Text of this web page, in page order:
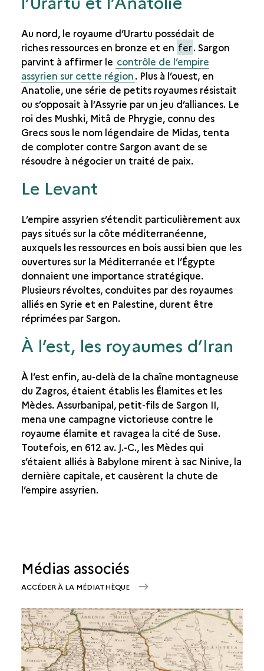
Au nord, le royaume d’Urartu possédait de
riches ressources en bronze et en fer. Sargon
parvint à affirmer le contrôle de l’empire
assyrien sur cette région. Plus à l’ouest, en
Anatolie, une série de petits royaumes résistait
ou s’opposait à l’Assyrie par un jeu d’alliances. Le
roi des Mushki, Mitâ de Phrygie, connu des
Grecs sous le nom légendaire de Midas, tenta
de comploter contre Sargon avant de se
résoudre à négocier un traité de paix.
Le Levant
L’empire assyrien s’étendit particulièrement aux
pays situés sur la côte méditerranéenne,
auxquels les ressources en bois aussi bien que les
ouvertures sur la Méditerranée et l’Égypte
donnaient une importance stratégique.
Plusieurs révoltes, conduites par des royaumes
alliés en Syrie et en Palestine, durent être
réprimées par Sargon.
À l’est, les royaumes d’Iran
À l’est enfin, au-delà de la chaîne montagneuse
du Zagros, étaient établis les Élamites et les
Mèdes. Assurbanipal, petit-fils de Sargon II,
mena une campagne victorieuse contre le
royaume élamite et ravagea la cité de Suse.
Toutefois, en 612 av. J.-C., les Mèdes qui
s’étaient alliés à Babylone mirent à sac Ninive, la
dernière capitale, et causèrent la chute de
l’empire assyrien.
Médias associés
ACCÉDER À LA MÉDIATHÈQUE